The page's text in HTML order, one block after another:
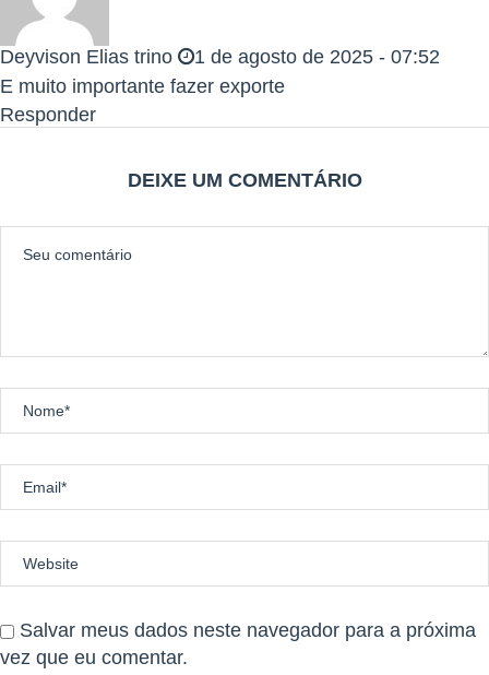
PREMIAÇÕES
Todos os atletas da CORRIDA que completarem os percursos
corretamente receberão ao final do evento uma medalha de
participação
Os 3 primeiros colocados no geral masculino e no geral feminino
* Para mais detalhes sobre as premiações e critérios de entrega,
KIT ATLETA
que inclui:
CAMISA ATLETA BOP GAMES
Deyvison Elias trino
1 de agosto de 2025 - 07:52
E muito importante fazer exporte
Responder
DEIXE UM COMENTÁRIO
Salvar meus dados neste navegador para a próxima
vez que eu comentar.